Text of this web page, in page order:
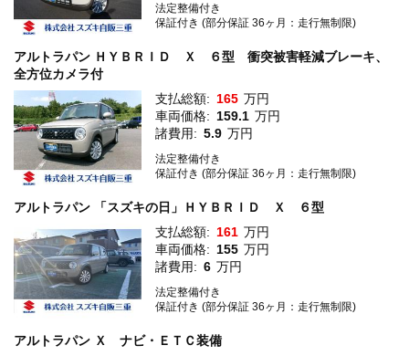
法定整備付き
保証付き (部分保証 36ヶ月：走行無制限)
アルトラパン ＨＹＢＲＩＤ Ｘ ６型 衝突被害軽減ブレーキ、
全方位カメラ付
支払総額: 165 万円
車両価格: 159.1 万円
諸費用: 5.9 万円
法定整備付き
保証付き (部分保証 36ヶ月：走行無制限)
アルトラパン 「スズキの日」ＨＹＢＲＩＤ Ｘ ６型
支払総額: 161 万円
車両価格: 155 万円
諸費用: 6 万円
法定整備付き
保証付き (部分保証 36ヶ月：走行無制限)
アルトラパン Ｘ ナビ・ＥＴＣ装備